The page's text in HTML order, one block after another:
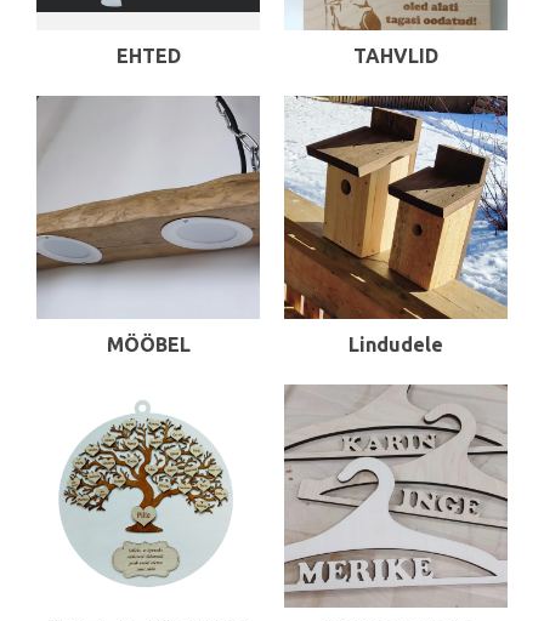
EHTED TAHVLID
MÖÖBEL Lindudele